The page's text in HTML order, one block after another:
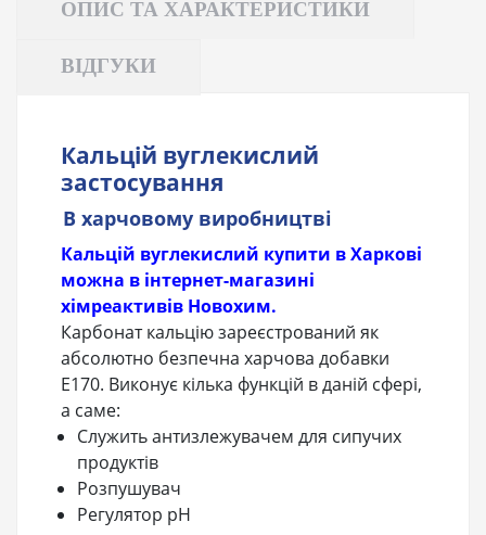
ОПИС ТА ХАРАКТЕРИСТИКИ
ВІДГУКИ
Кальцій вуглекислий
застосування
В харчовому виробництві
Кальцій вуглекислий купити в Харкові
можна в інтернет-магазині
хімреактивів Новохим.
Карбонат кальцію зареєстрований як
абсолютно безпечна харчова добавки
Е170. Виконує кілька функцій в даній сфері,
а саме:
Служить антизлежувачем для сипучих
продуктів
Розпушувач
Регулятор рН